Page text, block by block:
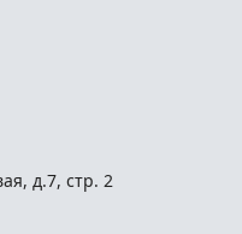
д.7, стр. 2